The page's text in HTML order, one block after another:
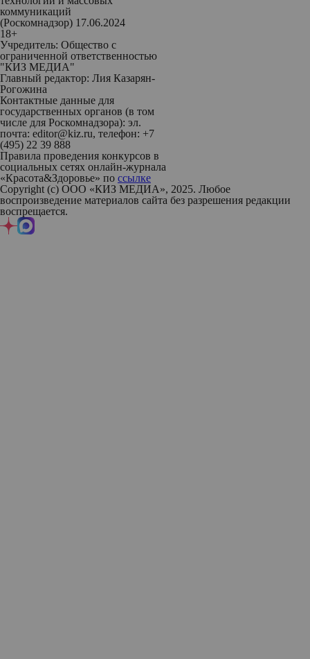
коммуникаций
(Роскомнадзор) 17.06.2024
18+
Учредитель: Общество с
ограниченной ответственностью
"КИЗ МЕДИА"
Главный редактор: Лия Казарян-
Рогожина
Контактные данные для
государственных органов (в том
числе для Роскомнадзора): эл.
почта: editor@kiz.ru, телефон: +7
(495) 22 39 888
Правила проведения конкурсов в
социальных сетях онлайн-журнала
«Красота&Здоровье» по ссылке
Copyright (с) ООО «КИЗ МЕДИА», 2025. Любое
воспроизведение материалов сайта без разрешения редакции
воспрещается.